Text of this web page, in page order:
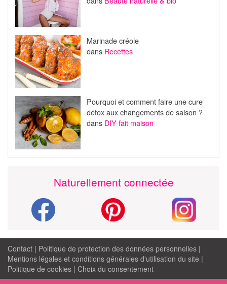
Marinade créole
dans Recettes
Pourquoi et comment faire une cure
détox aux changements de saison ?
dans DIY fait maison
Naturellement connectée
Contact | Politique de protection des données personnelles |
Mentions légales et conditions générales d'utilisation du site |
Politique de cookies | Choix du consentement